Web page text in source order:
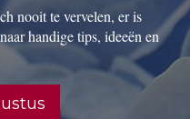
nooit te vervelen, er is
handige tips, ideeën en